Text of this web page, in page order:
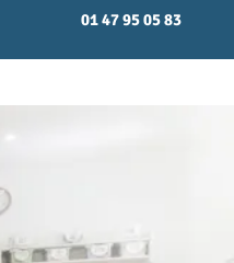
01 47 95 05 83